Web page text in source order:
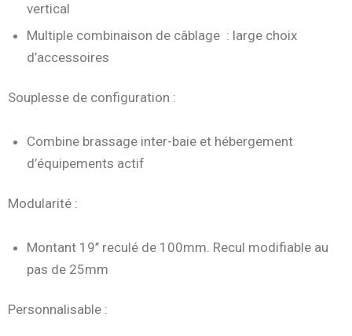
vertical
Multiple combinaison de câblage : large choix
d’accessoires
Souplesse de configuration :
Combine brassage inter-baie et hébergement
d’équipements actif
Modularité :
Montant 19’’ reculé de 100mm. Recul modifiable au
pas de 25mm
Personnalisable :